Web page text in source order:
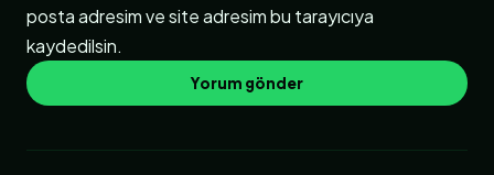
posta adresim ve site adresim bu tarayıcıya
kaydedilsin.